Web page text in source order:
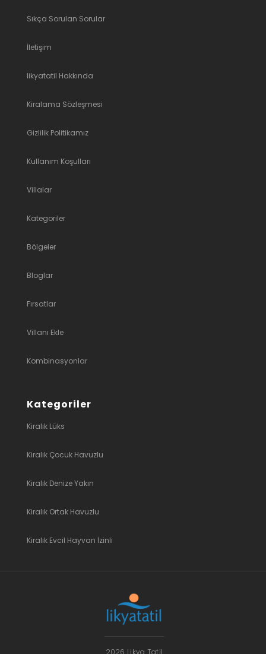
Sıkça Sorulan Sorular
İletişim
likyatatil Hakkında
Kiralama Sözleşmesi
Gizlilik Politikamız
Kullanım Koşulları
Villalar
Kategoriler
Bölgeler
Bloglar
Fırsatlar
Villanı Ekle
Kombinasyonlar
Kategoriler
Kiralık Lüks
Kiralık Çocuk Havuzlu
Kiralık Denize Yakın
Kiralık Ortak Havuzlu
Kiralık Evcil Hayvan İzinli
2026 Likya Tatil